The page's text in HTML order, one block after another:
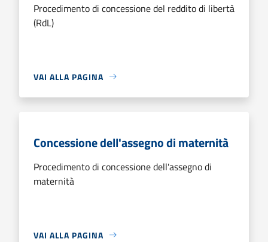
Procedimento di concessione del reddito di libertà
(RdL)
VAI ALLA PAGINA
Concessione dell'assegno di maternità
Procedimento di concessione dell'assegno di
maternità
VAI ALLA PAGINA